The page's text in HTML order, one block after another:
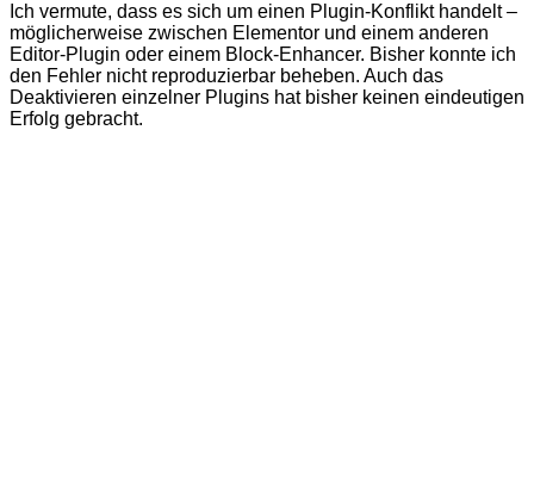
Ich vermute, dass es sich um einen Plugin-Konflikt handelt –
möglicherweise zwischen Elementor und einem anderen
Editor-Plugin oder einem Block-Enhancer. Bisher konnte ich
den Fehler nicht reproduzierbar beheben. Auch das
Deaktivieren einzelner Plugins hat bisher keinen eindeutigen
Erfolg gebracht.